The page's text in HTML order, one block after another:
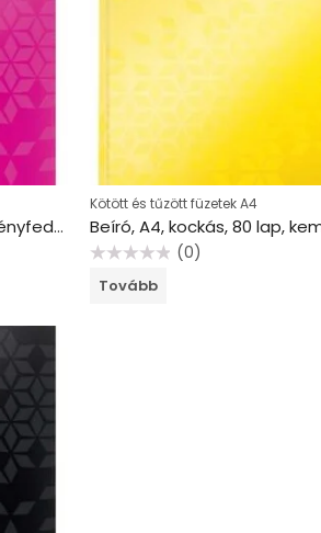
Beíró, A4, kockás, 80 lap, keményfedeles, LEITZ “Wow”, rózsaszín
Kötött és tűzött füzetek A4
(0)
Tovább